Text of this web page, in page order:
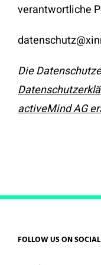
verantwortliche
Die
activeMind AG
FOLLOW US ON